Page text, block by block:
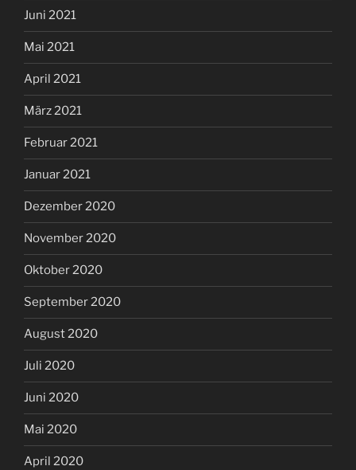
Juni 2021
Mai 2021
April 2021
März 2021
Februar 2021
Januar 2021
Dezember 2020
November 2020
Oktober 2020
September 2020
August 2020
Juli 2020
Juni 2020
Mai 2020
April 2020